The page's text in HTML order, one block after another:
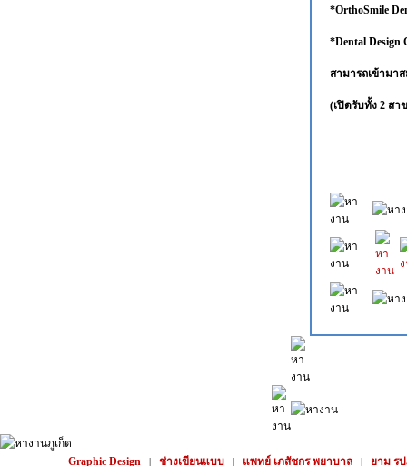
*OrthoSmile
*Dental
สามารถเข้ามาส
(เปิดรับทั้ง 2 สา
Graphic Design | ช่างเขียนแบบ | แพทย์ เภสัชกร พยาบาล | ยาม ร